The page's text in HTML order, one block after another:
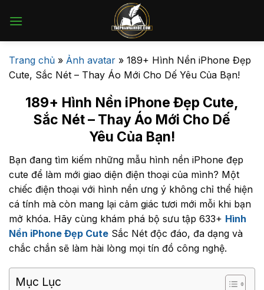
qua
Trang chủ » Ảnh avatar » 189+ Hình Nền iPhone Đẹp
Cute, Sắc Nét – Thay Áo Mới Cho Dế Yêu Của Bạn!
189+ Hình Nền iPhone Đẹp Cute,
Sắc Nét – Thay Áo Mới Cho Dế
Yêu Của Bạn!
Bạn đang tìm kiếm những mẫu hình nền iPhone đẹp
cute để làm mới giao diện điện thoại của mình? Một
chiếc điện thoại với hình nền ưng ý không chỉ thể hiện
cá tính mà còn mang lại cảm giác tươi mới mỗi khi bạn
mở khóa. Hãy cùng khám phá bộ sưu tập 633+ Hình
Nền iPhone Đẹp Cute Sắc Nét độc đáo, đa dạng và
chắc chắn sẽ làm hài lòng mọi tín đồ công nghệ.
Mục Lục